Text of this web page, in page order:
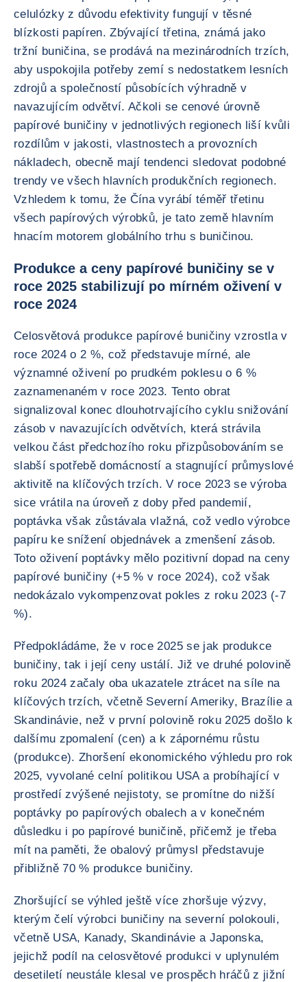
celulózky z důvodu efektivity fungují v těsné
blízkosti papíren. Zbývající třetina, známá jako
tržní buničina, se prodává na mezinárodních trzích,
aby uspokojila potřeby zemí s nedostatkem lesních
zdrojů a společností působících výhradně v
navazujícím odvětví. Ačkoli se cenové úrovně
papírové buničiny v jednotlivých regionech liší kvůli
rozdílům v jakosti, vlastnostech a provozních
nákladech, obecně mají tendenci sledovat podobné
trendy ve všech hlavních produkčních regionech.
Vzhledem k tomu, že Čína vyrábí téměř třetinu
všech papírových výrobků, je tato země hlavním
hnacím motorem globálního trhu s buničinou.
Produkce a ceny papírové buničiny se v
roce 2025 stabilizují po mírném oživení v
roce 2024
Celosvětová produkce papírové buničiny vzrostla v
roce 2024 o 2 %, což představuje mírné, ale
významné oživení po prudkém poklesu o 6 %
zaznamenaném v roce 2023. Tento obrat
signalizoval konec dlouhotrvajícího cyklu snižování
zásob v navazujících odvětvích, která strávila
velkou část předchozího roku přizpůsobováním se
slabší spotřebě domácností a stagnující průmyslové
aktivitě na klíčových trzích. V roce 2023 se výroba
sice vrátila na úroveň z doby před pandemií,
poptávka však zůstávala vlažná, což vedlo výrobce
papíru ke snížení objednávek a zmenšení zásob.
Toto oživení poptávky mělo pozitivní dopad na ceny
papírové buničiny (+5 % v roce 2024), což však
nedokázalo vykompenzovat pokles z roku 2023 (-7
%).
Předpokládáme, že v roce 2025 se jak produkce
buničiny, tak i její ceny ustálí. Již ve druhé polovině
roku 2024 začaly oba ukazatele ztrácet na síle na
klíčových trzích, včetně Severní Ameriky, Brazílie a
Skandinávie, než v první polovině roku 2025 došlo k
dalšímu zpomalení (cen) a k zápornému růstu
(produkce). Zhoršení ekonomického výhledu pro rok
2025, vyvolané celní politikou USA a probíhající v
prostředí zvýšené nejistoty, se promítne do nižší
poptávky po papírových obalech a v konečném
důsledku i po papírové buničině, přičemž je třeba
mít na paměti, že obalový průmysl představuje
přibližně 70 % produkce buničiny.
Zhoršující se výhled ještě více zhoršuje výzvy,
kterým čelí výrobci buničiny na severní polokouli,
včetně USA, Kanady, Skandinávie a Japonska,
jejichž podíl na celosvětové produkci v uplynulém
desetiletí neustále klesal ve prospěch hráčů z jižní